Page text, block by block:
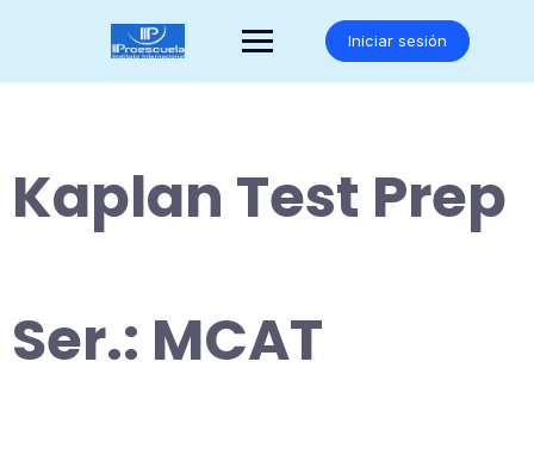
Iniciar sesión
Kaplan Test Prep
Ser.: MCAT